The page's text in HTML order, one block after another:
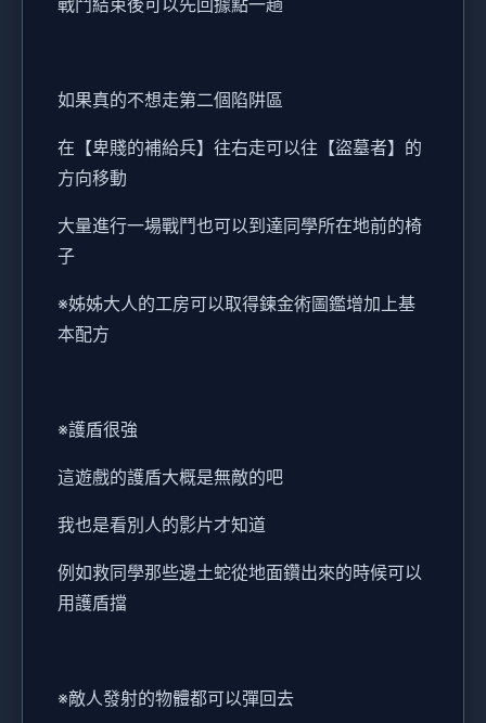
如果真的不想走第二個陷阱區
在【卑賤的補給兵】往右走可以往【盜墓者】的
方向移動
大量進行一場戰鬥也可以到達同學所在地前的椅
子
※姊姊大人的工房可以取得鍊金術圖鑑增加上基
本配方
※護盾很強
這遊戲的護盾大概是無敵的吧
我也是看別人的影片才知道
例如救同學那些邊土蛇從地面鑽出來的時候可以
用護盾擋
※敵人發射的物體都可以彈回去